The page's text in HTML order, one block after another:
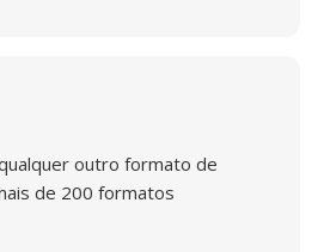
outro formato de
de 200 formatos